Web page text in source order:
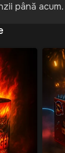
până acum.